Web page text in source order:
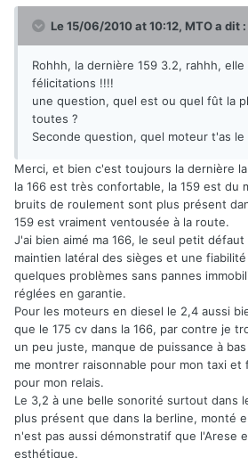
Le 15/06/2010 at 10:12, MTO a dit :
Rohhh, la dernière 159 3.2, rahhh,
félicitations !!!!
une question, quel est ou quel fût la
toutes ?
Seconde question, quel moteur t'as le
Merci, et bien c'est toujours la dernière
la 166 est très confortable, la 159 est du
bruits de roulement sont plus présent
159 est vraiment ventousée à la route.
J'ai bien aimé ma 166, le seul petit
maintien latéral des sièges et une
quelques problèmes sans pannes
réglées en garantie.
Pour les moteurs en diesel le 2,4 aussi
que le 175 cv dans la 166, par contre je
un peu juste, manque de puissance à
me montrer raisonnable pour mon taxi et
pour mon relais.
Le 3,2 à une belle sonorité surtout dans
plus présent que dans la berline, monté
n'est pas aussi démonstratif que l'Arese
esthétique.